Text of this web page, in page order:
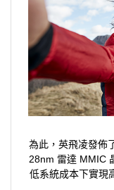
為此，英飛凌發佈
28nm 雷達 MMIC
低系統成本下實現